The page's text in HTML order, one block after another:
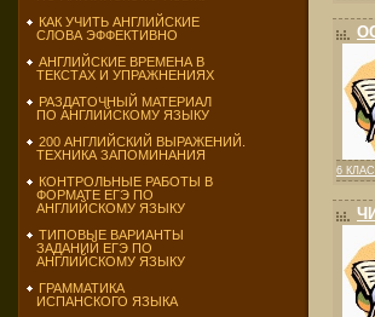
КАК УЧИТЬ АНГЛИЙСКИЕ
СЛОВА ЭФФЕКТИВНО
АНГЛИЙСКИЕ ВРЕМЕНА В
ТЕКСТАХ И УПРАЖНЕНИЯХ
РАЗДАТОЧНЫЙ МАТЕРИАЛ
ПО АНГЛИЙСКОМУ ЯЗЫКУ
200 АНГЛИЙСКИЙ ВЫРАЖЕНИЙ.
ТЕХНИКА ЗАПОМИНАНИЯ
КОНТРОЛЬНЫЕ РАБОТЫ В
ФОРМАТЕ ЕГЭ ПО
АНГЛИЙСКОМУ ЯЗЫКУ
ТИПОВЫЕ ВАРИАНТЫ
ЗАДАНИЙ ЕГЭ ПО
АНГЛИЙСКОМУ ЯЗЫКУ
ГРАММАТИКА
ИСПАНСКОГО ЯЗЫКА
6